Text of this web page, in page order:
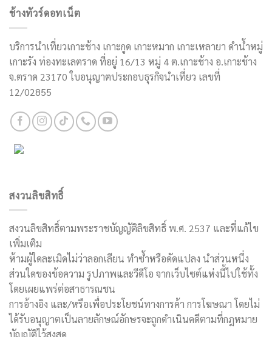
ช้างทัวร์ดอทเน็ต
บริการนำเที่ยวเกาะช้าง เกาะกูด เกาะหมาก เกาะเหลายา ดำน้ำหมู่
เกาะรัง ท่องทะเลตราด ที่อยู่ 16/13 หมู่ 4 ต.เกาะช้าง อ.เกาะช้าง
จ.ตราด 23170 ใบอนุญาตประกอบธุรกิจนำเที่ยว เลขที่
12/02855
สงวนลิขสิทธิ์
สงวนลิขสิทธิ์ตามพระราชบัญญัติลิขสิทธิ์ พ.ศ. 2537 และที่แก้ไข
เพิ่มเติม
ห้ามผู้ใดละเมิดไม่ว่าลอกเลียน ทำซ้ำหรือดัดแปลง นำส่วนหนึ่ง
ส่วนใดของข้อความ รูปภาพและวีดีโอ จากเว็บไซต์แห่งนี้ไปใช้ทั้ง
โดยเผยแพร่ต่อสาธารณชน
การอ้างอิง และ/หรือเพื่อประโยชน์ทางการค้า การโฆษณา โดยไม่
ได้รับอนุญาตเป็นลายลักษณ์อักษรจะถูกดำเนินคดีตามที่กฎหมาย
บัญญัติไว้สูงสุด